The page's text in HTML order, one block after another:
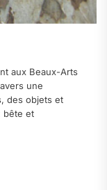
aux Beaux-Arts
une
des objets et
bête et